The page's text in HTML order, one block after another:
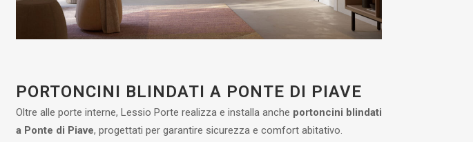
PORTONCINI BLINDATI A PONTE DI PIAVE
Oltre alle porte interne, Lessio Porte realizza e installa anche portoncini blindati
a Ponte di Piave, progettati per garantire sicurezza e comfort abitativo.